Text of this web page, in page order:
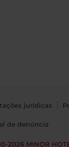
jurídicas
de denúncia
2026 MINOR